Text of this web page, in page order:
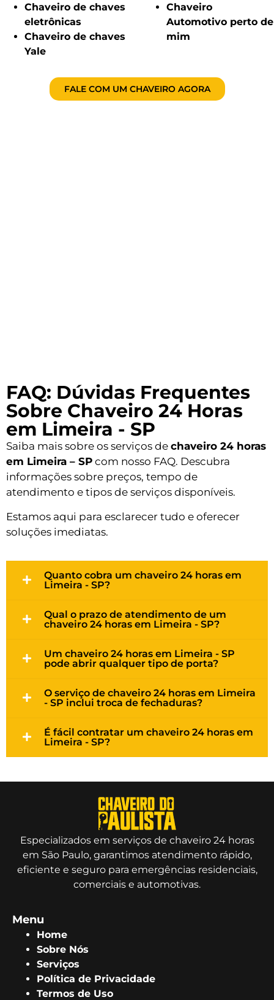
Chaveiro de chaves
eletrônicas
Chaveiro de chaves
Yale
Chaveiro
Automotivo perto de
mim
FALE COM UM CHAVEIRO AGORA
FAQ: Dúvidas Frequentes
Sobre Chaveiro 24 Horas
em Limeira - SP
Saiba mais sobre os serviços de chaveiro 24 horas
em Limeira – SP com nosso FAQ. Descubra
informações sobre preços, tempo de
atendimento e tipos de serviços disponíveis.
Estamos aqui para esclarecer tudo e oferecer
soluções imediatas.
Quanto cobra um chaveiro 24 horas em
Limeira - SP?
Qual o prazo de atendimento de um
chaveiro 24 horas em Limeira - SP?
Um chaveiro 24 horas em Limeira - SP
pode abrir qualquer tipo de porta?
O serviço de chaveiro 24 horas em Limeira
- SP inclui troca de fechaduras?
É fácil contratar um chaveiro 24 horas em
Limeira - SP?
Especializados em serviços de chaveiro 24 horas
em São Paulo, garantimos atendimento rápido,
eficiente e seguro para emergências residenciais,
comerciais e automotivas.
Menu
Home
Sobre Nós
Serviços
Política de Privacidade
Termos de Uso